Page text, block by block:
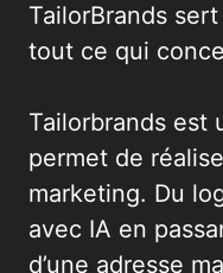
TailorBrands
tout ce qui
Tailorbrands est
permet de
marketing. Du
avec IA en
d’une adresse